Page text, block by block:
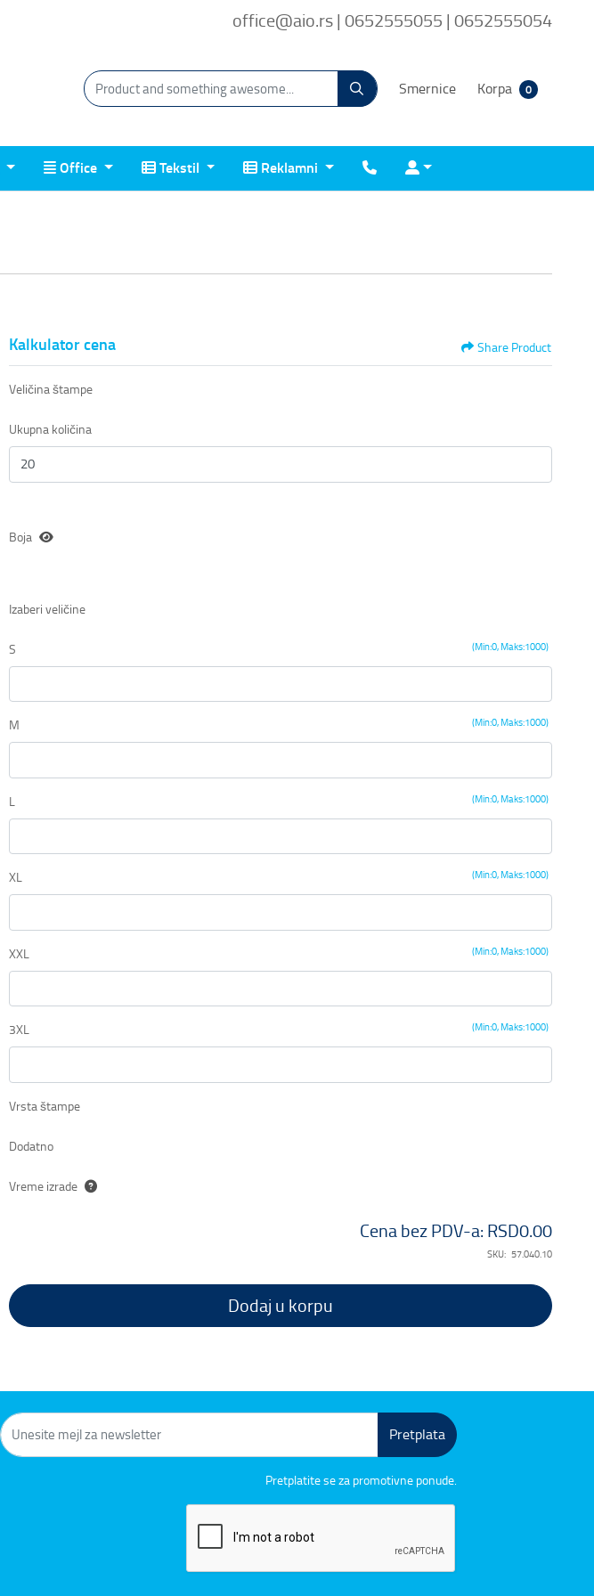
office@aio.rs | 0652555055 | 0652555054
Smernice Korpa 0
Office
Office Tekstil
Tekstil Reklamni
Reklamni KontaktPrijava
Kalkulator cena Share Product
Veličina štampe
Ukupna količina
Boja
Izaberi veličine
(Min:0, Maks:1000)
S
(Min:0, Maks:1000)
M
(Min:0, Maks:1000)
L
(Min:0, Maks:1000)
XL
(Min:0, Maks:1000)
XXL
(Min:0, Maks:1000)
3XL
Vrsta štampe
Dodatno
Vreme izrade
Cena bez PDV-a: RSD0.00
SKU: 57.040.10
Dodaj u korpu
Pretplata
Pretplatite se za promotivne ponude.